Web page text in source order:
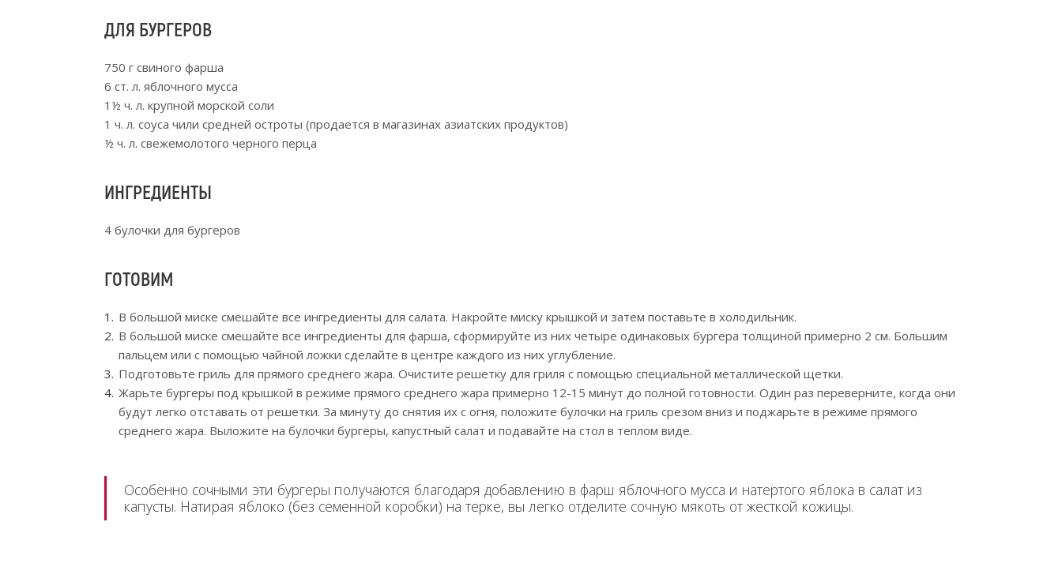
ДЛЯ БУРГЕРОВ
750 г свиного фарша
6 ст. л. яблочного мусса
1½ ч. л. крупной морской соли
1 ч. л. соуса чили средней остроты (продается в магазинах азиатских продуктов)
½ ч. л. свежемолотого черного перца
ИНГРЕДИЕНТЫ
4 булочки для бургеров
ГОТОВИМ
В большой миске смешайте все ингредиенты для салата. Накройте миску крышкой и затем поставьте в холодильник.
В большой миске смешайте все ингредиенты для фарша, сформируйте из них четыре одинаковых бургера толщиной примерно 2 см. Большим
пальцем или с помощью чайной ложки сделайте в центре каждого из них углубление.
Подготовьте гриль для прямого среднего жара. Очистите решетку для гриля с помощью специальной металлической щетки.
Жарьте бургеры под крышкой в режиме прямого среднего жара примерно 12-15 минут до полной готовности. Один раз переверните, когда они
будут легко отставать от решетки. За минуту до снятия их с огня, положите булочки на гриль срезом вниз и поджарьте в режиме прямого
среднего жара. Выложите на булочки бургеры, капустный салат и подавайте на стол в теплом виде.
Особенно сочными эти бургеры получаются благодаря добавлению в фарш яблочного мусса и натертого яблока в салат из
капусты. Натирая яблоко (без семенной коробки) на терке, вы легко отделите сочную мякоть от жесткой кожицы.